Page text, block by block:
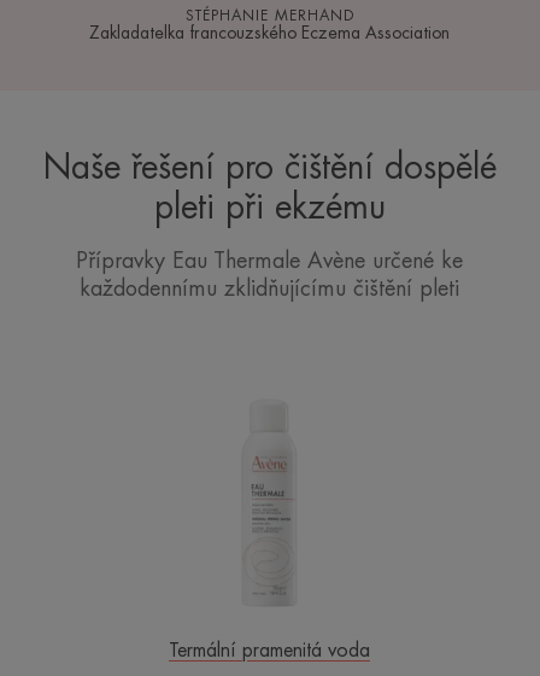
STÉPHANIE MERHAND
Zakladatelka francouzského Eczema Association
Naše řešení pro čištění dospělé
pleti při ekzému
Přípravky Eau Thermale Avène určené ke
každodennímu zklidňujícímu čištění pleti
Termální pramenitá voda